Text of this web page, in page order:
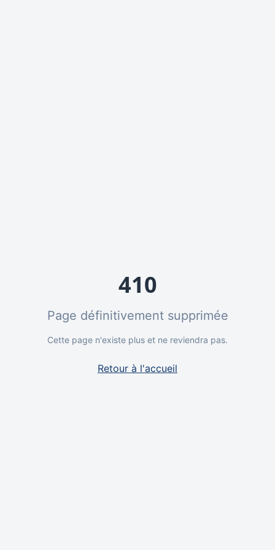
410
Page définitivement supprimée
Cette page n'existe plus et ne reviendra pas.
Retour à l'accueil